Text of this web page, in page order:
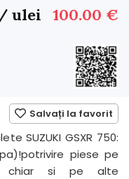
100.00 €
/ ulei
Salvați la favorit
SUZUKI GSXR 750:
piese pe
chiar si pe alte